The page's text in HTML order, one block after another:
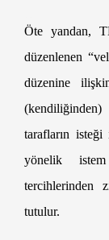
Öte yandan,
düzenlenen
düzenine
(kendiliğinden)
tarafların
yönelik
tercihlerinden
tutulur.